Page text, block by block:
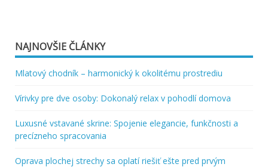
NAJNOVŠIE ČLÁNKY
Mlatový chodník – harmonický k okolitému prostrediu
Vírivky pre dve osoby: Dokonalý relax v pohodlí domova
Luxusné vstavané skrine: Spojenie elegancie, funkčnosti a
precízneho spracovania
Oprava plochej strechy sa oplatí riešiť ešte pred prvým